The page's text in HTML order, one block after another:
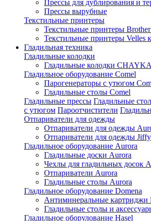
Прессы для дублирования и
Прессы вырубные
Текстильные принтеры
Текстильные принтеры
Текстильные принтеры Velles
Гладильная техника
Гладильные колодки
Гладильные колодки CHAYKA
Гладильное оборудование Comel
Парогенераторы с утюгом
Гладильные столы Comel
Гладильные прессы Гладильные
с утюгом Пароотчистители
Отпариватели для одежды
Отпариватели для одежды
Отпариватели для одежды Jiffy
Гладильное оборудование Aurora
Гладильные доски Aurora
Чехлы для гладильных досок
Отпариватели Aurora
Гладильные столы Aurora
Гладильное оборудование Domena
Антиминеральные картриджи
Гладильные столы и
Гладильное оборулование Hasel